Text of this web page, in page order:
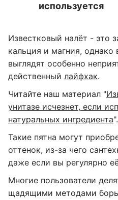
используется
Известковый налёт - это
кальция и магния, однако
выглядят особенно
действенный лайфхак.
Читайте наш материал "
унитазе исчезнет, ​​если
натуральных ингредиента".
Такие пятна могут
оттенок, из-за чего
даже если вы регулярно
Многие пользователи
щадящими методами